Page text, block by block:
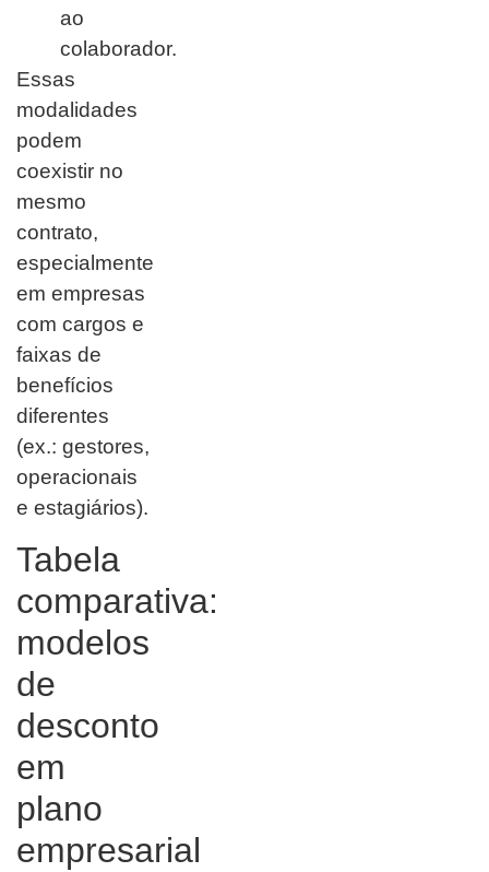
ao
colaborador.
Essas
modalidades
podem
coexistir no
mesmo
contrato,
especialmente
em empresas
com cargos e
faixas de
benefícios
diferentes
(ex.: gestores,
operacionais
e estagiários).
Tabela
comparativa:
modelos
de
desconto
em
plano
empresarial